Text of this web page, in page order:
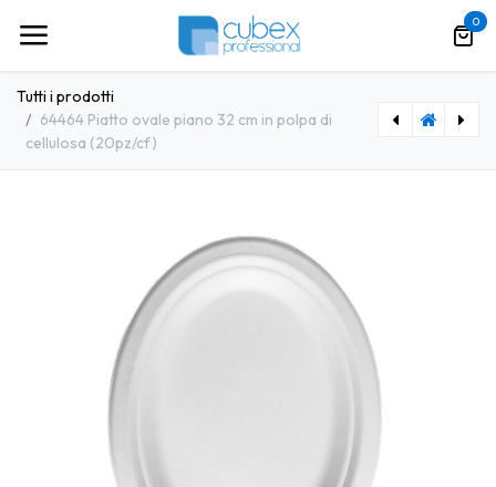
0
Tutti i prodotti
64464 Piatto ovale piano 32 cm in polpa di
cellulosa (20pz/cf)